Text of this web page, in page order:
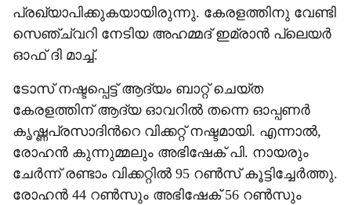
പ്രഖ്യാപിക്കുകയായിരുന്നു. കേരളത്തിനു വേണ്ടി
സെഞ്ച്വറി നേടിയ അഹമ്മദ് ഇമ്രാൻ പ്ലെയർ
ഓഫ് ദി മാച്ച്.
ടോസ് നഷ്ടപ്പെട്ട് ആദ്യം ബാറ്റ് ചെയ്ത
കേരളത്തിന് ആദ്യ ഓവറിൽ തന്നെ ഓപ്പണർ
കൃഷ്ണപ്രസാദിന്‍റെ വിക്കറ്റ് നഷ്ടമായി. എന്നാൽ,
രോഹൻ കുന്നുമ്മലും അഭിഷേക് പി. നായരും
ചേർന്ന് രണ്ടാം വിക്കറ്റിൽ 95 റൺസ് കൂട്ടിച്ചേർത്തു.
രോഹൻ 44 റൺസും അഭിഷേക് 56 റൺസും